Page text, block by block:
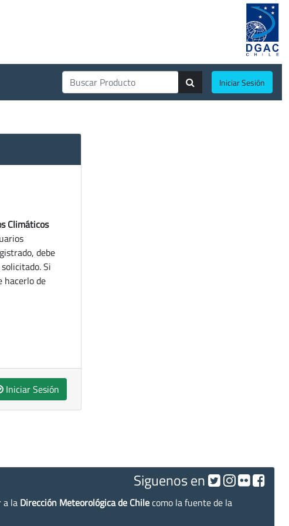
Iniciar Sesión
Climáticos
debe
Si
hacerlo de
Iniciar Sesión
Siguenos en
a la Dirección Meteorológica de Chilecomo la fuente de la